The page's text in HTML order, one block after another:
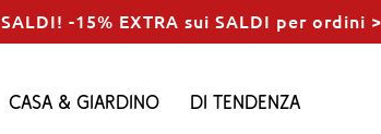
SALDI! -15% EXTRA sui SALDI per
Casa & Giardino Di tendenza